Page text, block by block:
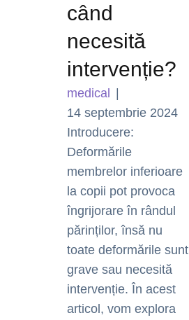
când
necesită
intervenție?
medical |
14 septembrie 2024
Introducere:
Deformările
membrelor inferioare
la copii pot provoca
îngrijorare în rândul
părinților, însă nu
toate deformările sunt
grave sau necesită
intervenție. În acest
articol, vom explora